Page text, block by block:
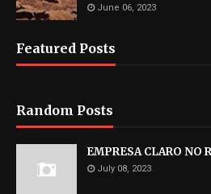
June 06, 2023
Featured Posts
Random Posts
EMPRESA CLARO NO
July 08, 2023